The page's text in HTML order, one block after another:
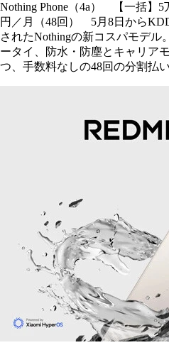
Nothing Phone（4a） 【一括】
円／月（48回） 5月8日から
されたNothingの新コスパモデル
ータイ、防水・防塵とキャリア
つ、手数料なしの48回の分割払